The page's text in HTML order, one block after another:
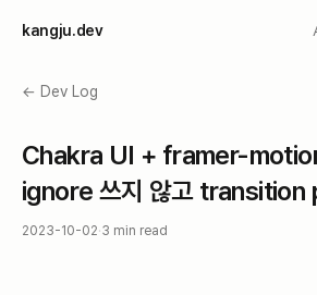
kangju.dev
← Dev Log
Chakra UI + framer-
ignore 쓰지 않고 transition
2023-10-02·3 min read